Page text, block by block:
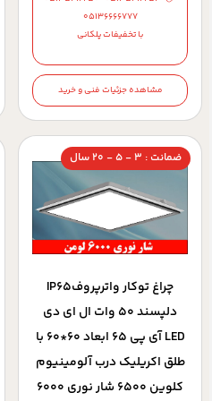
05136666777
با تخفیفات پلکانی
مشاهده جزئیات فنی و خرید
ضمانت : 3 - 5 - 20 سال
چراغ توکار واترپروفIP65
دلپسند 50 وات ال ای دی
LED آی پی 65 ابعاد 60*60 با
طلق اکریلیک درب آلومینیوم
کلوین 6500 شار نوری 6000